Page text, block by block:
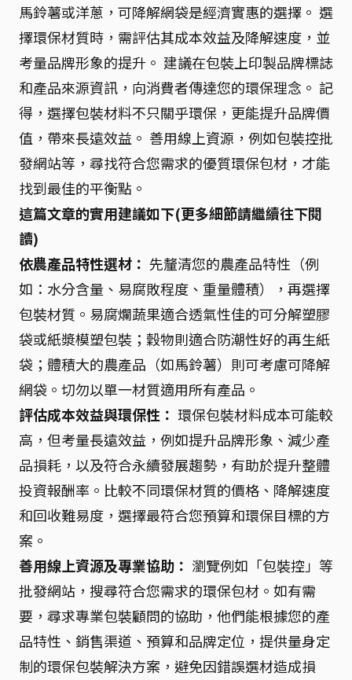
馬鈴薯或洋蔥，可降解網袋是經濟實惠的選擇。 選
擇環保材質時，需評估其成本效益及降解速度，並
考量品牌形象的提升。 建議在包裝上印製品牌標誌
和產品來源資訊，向消費者傳達您的環保理念。 記
得，選擇包裝材料不只關乎環保，更能提升品牌價
值，帶來長遠效益。 善用線上資源，例如包裝控批
發網站等，尋找符合您需求的優質環保包材，才能
找到最佳的平衡點。
這篇文章的實用建議如下(更多細節請繼續往下閱
讀)
依農產品特性選材： 先釐清您的農產品特性（例
如：水分含量、易腐敗程度、重量體積），再選擇
包裝材質。易腐爛蔬果適合透氣性佳的可分解塑膠
袋或紙漿模塑包裝；穀物則適合防潮性好的再生紙
袋；體積大的農產品（如馬鈴薯）則可考慮可降解
網袋。切勿以單一材質適用所有產品。
評估成本效益與環保性： 環保包裝材料成本可能較
高，但考量長遠效益，例如提升品牌形象、減少產
品損耗，以及符合永續發展趨勢，有助於提升整體
投資報酬率。比較不同環保材質的價格、降解速度
和回收難易度，選擇最符合您預算和環保目標的方
案。
善用線上資源及專業協助： 瀏覽例如「包裝控」等
批發網站，搜尋符合您需求的環保包材。如有需
要，尋求專業包裝顧問的協助，他們能根據您的產
品特性、銷售渠道、預算和品牌定位，提供量身定
制的環保包裝解決方案，避免因錯誤選材造成損